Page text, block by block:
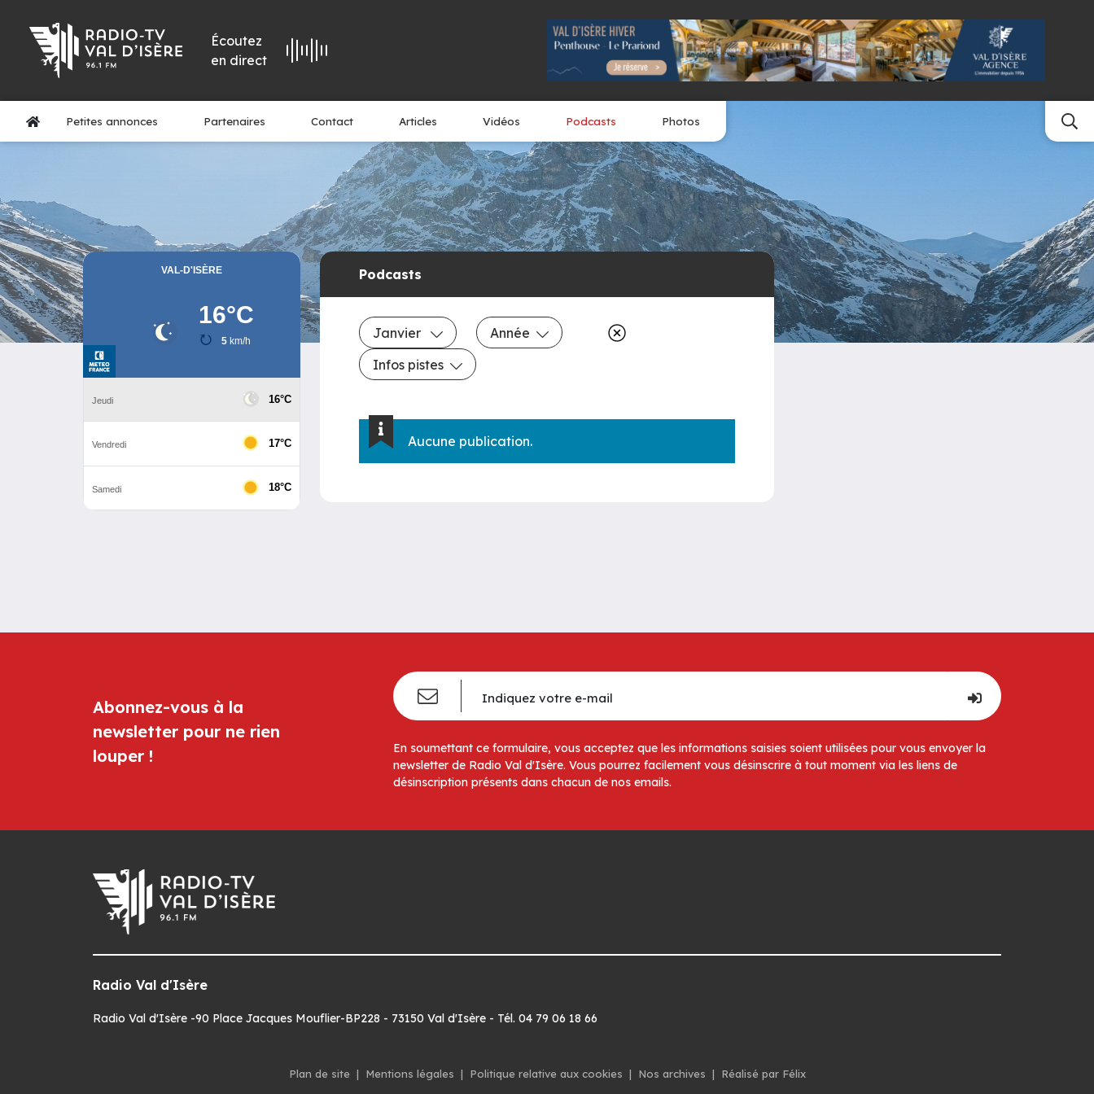
Écoutez
en direct
Petites annonces Partenaires Contact Articles Vidéos Podcasts Photos
Podcasts
Janvier
Année
Infos pistes
Aucune publication.
Abonnez-vous à la
newsletter pour ne rien
louper !
En soumettant ce formulaire, vous acceptez que les informations saisies soient utilisées pour vous envoyer la
newsletter de Radio Val d'Isère. Vous pourrez facilement vous désinscrire à tout moment via les liens de
désinscription présents dans chacun de nos emails.
Radio Val d'Isère
Radio Val d'Isère -90 Place Jacques Mouflier-BP228 - 73150 Val d'Isère - Tél. 04 79 06 18 66
Plan de site | Mentions légales | Politique relative aux cookies | Nos archives | Réalisé par Félix